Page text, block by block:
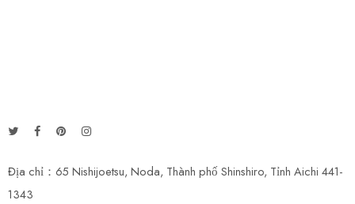
Địa chỉ：65 Nishijoetsu, Noda, Thành phố Shinshiro, Tỉnh Aichi 441-
1343